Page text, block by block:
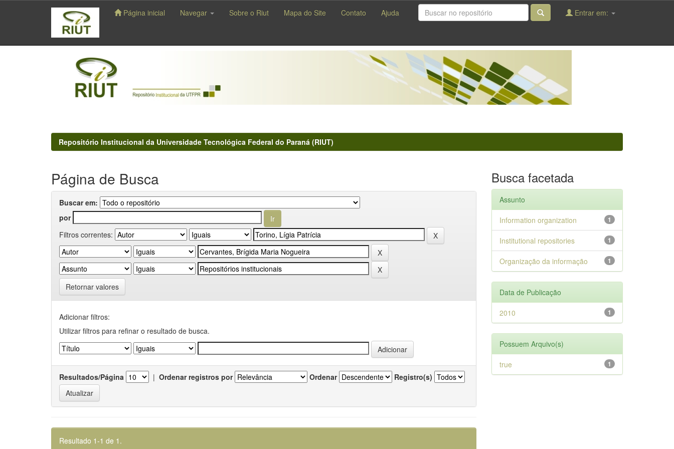
navigation
Página inicial Navegar Sobre o Riut Mapa do Site Contato Ajuda Entrar em:
Repositório Institucional da Universidade Tecnológica Federal do Paraná (RIUT)
Página de Busca
Buscar em:
por
Filtros correntes:
Retornar valores
Adicionar filtros:
Utilizar filtros para refinar o resultado de busca.
Resultados/Página | Ordenar registros por Ordenar Registro(s)
Resultado 1-1 de 1.
Busca facetada
Assunto
1
Information organization
1
Institutional repositories
1
Organização da informação
Data de Publicação
1
2010
Possuem Arquivo(s)
1
true